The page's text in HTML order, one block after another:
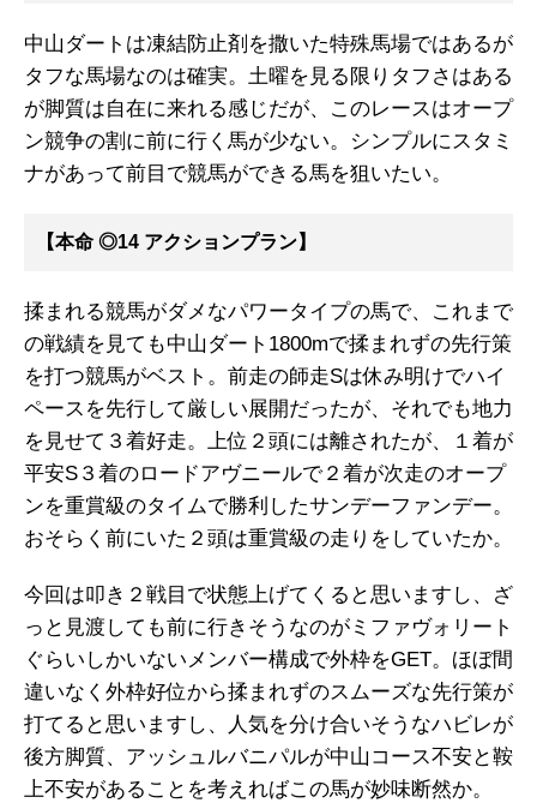
中山ダートは凍結防止剤を撒いた特殊馬場ではあるが
タフな馬場なのは確実。土曜を見る限りタフさはある
が脚質は自在に来れる感じだが、このレースはオープ
ン競争の割に前に行く馬が少ない。シンプルにスタミ
ナがあって前目で競馬ができる馬を狙いたい。
【本命 ◎14 アクションプラン】
揉まれる競馬がダメなパワータイプの馬で、これまで
の戦績を見ても中山ダート1800mで揉まれずの先行策
を打つ競馬がベスト。前走の師走Sは休み明けでハイ
ペースを先行して厳しい展開だったが、それでも地力
を見せて３着好走。上位２頭には離されたが、１着が
平安S３着のロードアヴニールで２着が次走のオープ
ンを重賞級のタイムで勝利したサンデーファンデー。
おそらく前にいた２頭は重賞級の走りをしていたか。
今回は叩き２戦目で状態上げてくると思いますし、ざ
っと見渡しても前に行きそうなのがミファヴォリート
ぐらいしかいないメンバー構成で外枠をGET。ほぼ間
違いなく外枠好位から揉まれずのスムーズな先行策が
打てると思いますし、人気を分け合いそうなハビレが
後方脚質、アッシュルバニパルが中山コース不安と鞍
上不安があることを考えればこの馬が妙味断然か。